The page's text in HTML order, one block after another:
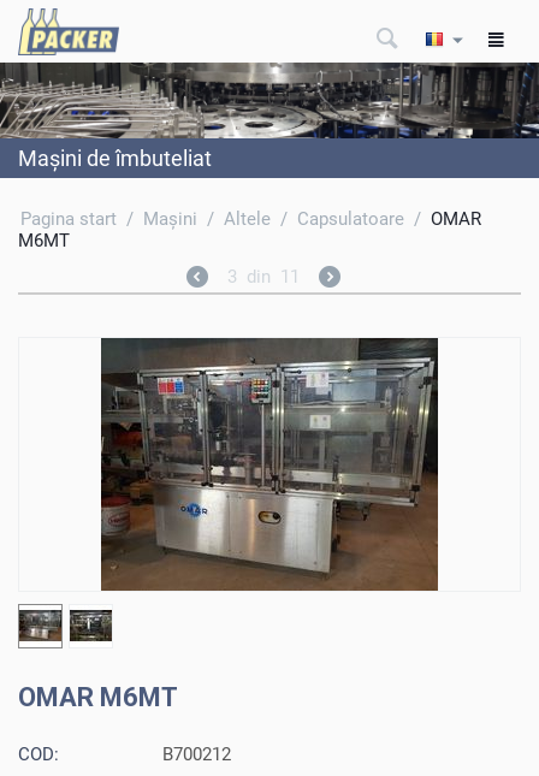
Maşini de îmbuteliat
Pagina start / Maşini / Altele / Capsulatoare / OMAR
M6MT
3 din 11
OMAR M6MT
COD: B700212